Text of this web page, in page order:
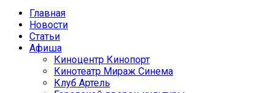
Главная
Новости
Статьи
Афиша
Киноцентр Кинопорт
Кинотеатр Мираж Синема
Клуб Артель